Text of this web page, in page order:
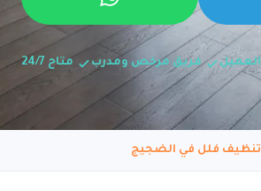
فريق مرخص ومدرب متاح 24/7
تنظيف فلل في الضجيج